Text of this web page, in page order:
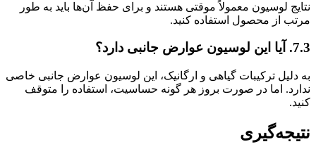
نتایج لوسیون معمولاً موقتی هستند و برای حفظ آن‌ها باید به طور
مرتب از محصول استفاده کنید.
7.3. آیا این لوسیون عوارض جانبی دارد؟
به دلیل ترکیبات گیاهی و ارگانیک، این لوسیون عوارض جانبی خاصی
ندارد. اما در صورت بروز هر گونه حساسیت، استفاده را متوقف
کنید.
نتیجه‌گیری